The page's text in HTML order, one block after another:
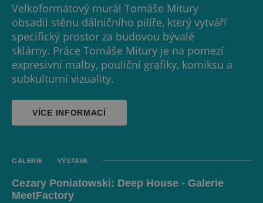
Velkoformátový murál Tomáše Mitury
obsadil stěnu dálničního pilíře, který vytváří
specifický prostor za budovou bývalé
sklárny. Práce Tomáše Mitury je na pomezí
expresivní malby, pouliční grafiky, komiksu a
subkulturní vizuality.
VÍCE INFORMACÍ
GALERIE VÝSTAVA
Cezary Poniatowski: Deep House - Galerie
MeetFactory